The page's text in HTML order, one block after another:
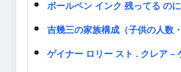
ボールペン インク 残ってる の
吉幾三の家族構成（子供の人数
ゲイナー ロリー スト . クレア –